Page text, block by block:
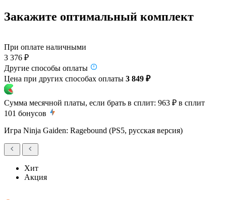
Закажите оптимальный комплект
При оплате наличными
3 376 ₽
Другие способы оплаты
Цена при других способах оплаты 3 849 ₽
Сумма месячной платы, если брать в сплит: 963 ₽ в сплит
101 бонусов
Игра Ninja Gaiden: Ragebound (PS5, русская версия)
Хит
Акция